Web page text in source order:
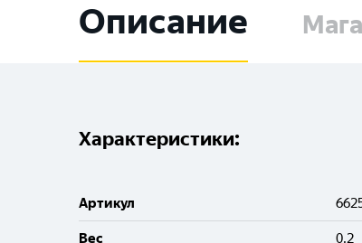
Описание
Характеристики:
Артикул
Вес 0.2